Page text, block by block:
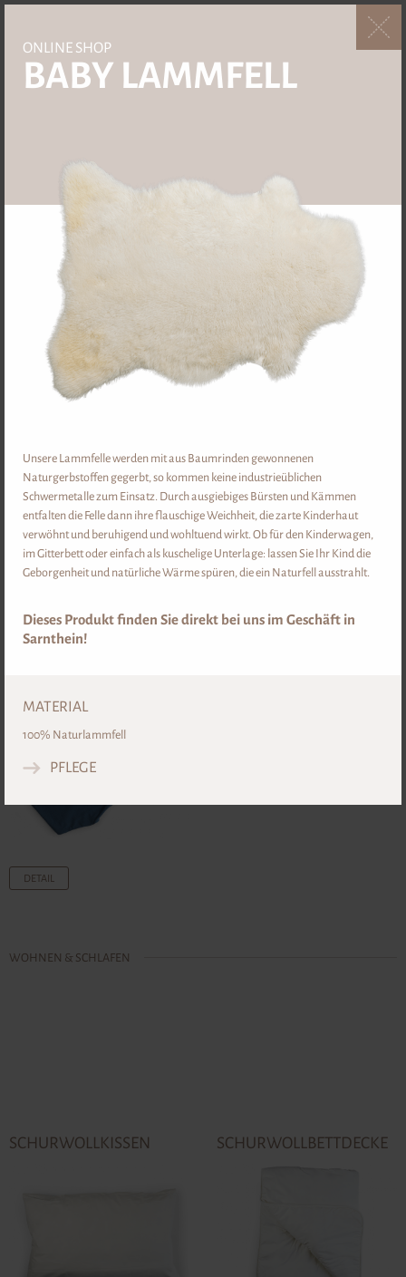
BABY LAMMFELL
ONLINE SHOP
Unsere Lammfelle werden mit aus Baumrinden gewonnenen
Naturgerbstoffen gegerbt, so kommen keine industrieüblichen
Schwermetalle zum Einsatz. Durch ausgiebiges Bürsten und Kämmen
entfalten die Felle dann ihre flauschige Weichheit, die zarte Kinderhaut
verwöhnt und beruhigend und wohltuend wirkt. Ob für den Kinderwagen,
im Gitterbett oder einfach als kuschelige Unterlage: lassen Sie Ihr Kind die
Geborgenheit und natürliche Wärme spüren, die ein Naturfell ausstrahlt.
Dieses Produkt finden Sie direkt bei uns im Geschäft in
Sarnthein!
MATERIAL
100% Naturlammfell
PFLEGE
BEKLEIDUNG
SARNER JANGGER
ab€ 210,00-
DETAIL
ab€ 56,00-
DETAIL
DETAIL
WOHNEN & SCHLAFEN
SCHURWOLLKISSEN SCHURWOLLBETTDECKE